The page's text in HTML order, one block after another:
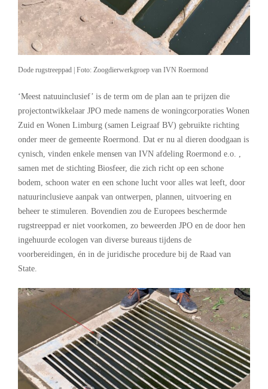
Dode rugstreeppad | Foto: Zoogdierwerkgroep van IVN Roermond
‘Meest natuuinclusief’ is de term om de plan aan te prijzen die
projectontwikkelaar JPO mede namens de woningcorporaties Wonen
Zuid en Wonen Limburg (samen Leigraaf BV) gebruikte richting
onder meer de gemeente Roermond. Dat er nu al dieren doodgaan is
cynisch, vinden enkele mensen van IVN afdeling Roermond e.o. ,
samen met de stichting Biosfeer, die zich richt op een schone
bodem, schoon water en een schone lucht voor alles wat leeft, door
natuurinclusieve aanpak van ontwerpen, plannen, uitvoering en
beheer te stimuleren. Bovendien zou de Europees beschermde
rugstreeppad er niet voorkomen, zo beweerden JPO en de door hen
ingehuurde ecologen van diverse bureaus tijdens de
voorbereidingen, én in de juridische procedure bij de Raad van
State.